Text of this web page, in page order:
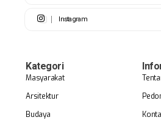
Instagram
Kategori
Masyarakat
Arsitektur
Budaya